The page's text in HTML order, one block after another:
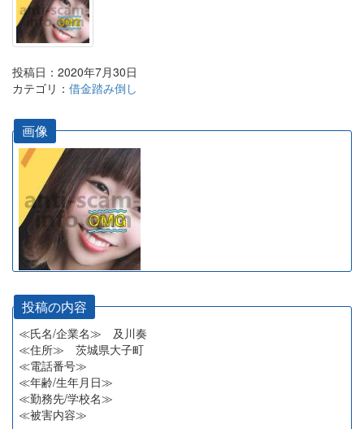
投稿日：2020年7月30日
カテゴリ： 借金踏み倒し
画像
投稿の内容
≪氏名/企業名≫ 及川奏
≪住所≫ 茨城県大子町
≪電話番号≫
≪年齢/生年月日≫
≪勤務先/学校名≫
≪被害内容≫